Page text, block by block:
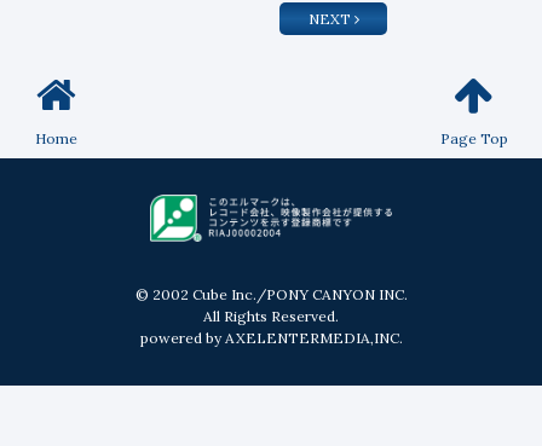
NEXT
Home Page Top
© 2002 Cube Inc./PONY CANYON INC.
All Rights Reserved.
powered by AXELENTERMEDIA,INC.